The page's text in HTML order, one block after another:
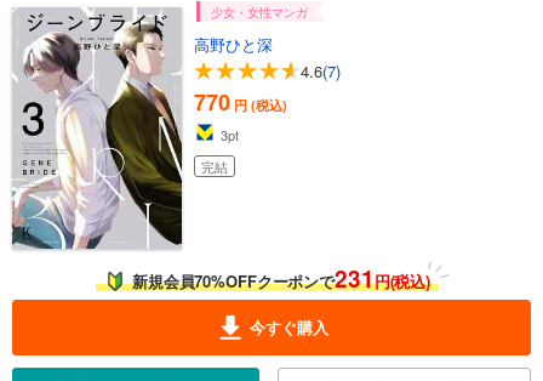
少女・女性マンガ
高野ひと深
4.6(7)
770 円 (税込)
3pt
完結
新規会員70%OFFクーポンで231円(税込)
今すぐ購入